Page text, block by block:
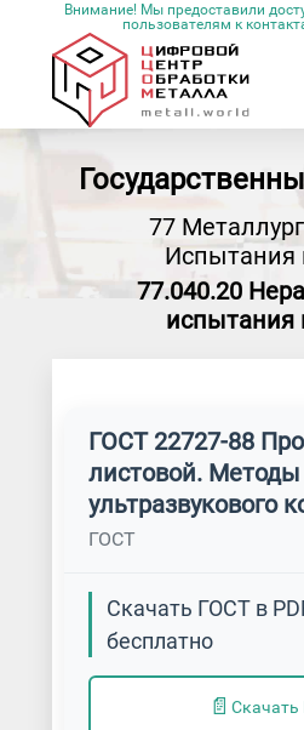
Внимание! Мы предоставили
пользователям к
77
Испытания
77.040.20
испытания
ГОСТ 22727-88
листовой. Методы
ультразвукового
ГОСТ
Скачать ГОСТ в
бесплатно
📄 Скачать